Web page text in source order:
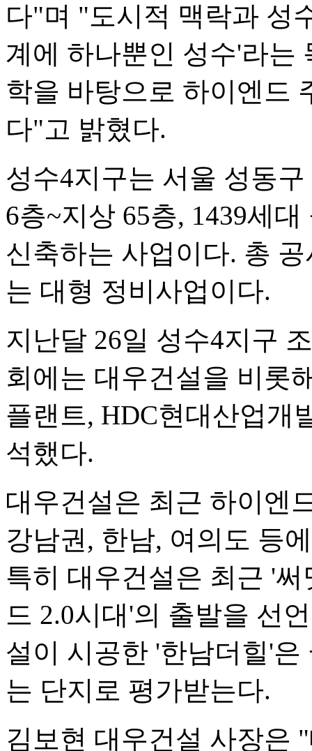
다"며 "도시적 맥락과 성
계에 하나뿐인 성수'라는
학을 바탕으로 하이엔드
다"고 밝혔다.
성수4지구는 서울 성동
6층~지상 65층, 1439세
신축하는 사업이다. 총
는 대형 정비사업이다.
지난달 26일 성수4지구
회에는 대우건설을 비롯
플랜트, HDC현대산업개
석했다.
대우건설은 최근 하이엔
강남권, 한남, 여의도 등
특히 대우건설은 최근 '
드 2.0시대'의 출발을 선
설이 시공한 '한남더힐'
는 단지로 평가받는다.
김보현 대우건설 사장은